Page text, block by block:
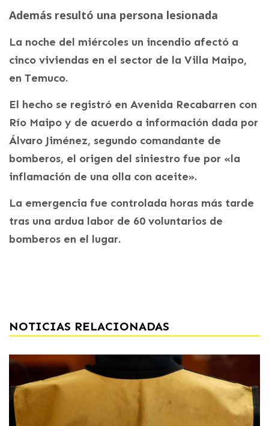
Además resultó una persona lesionada
La noche del miércoles un incendio afectó a
cinco viviendas en el sector de la Villa Maipo,
en Temuco.
El hecho se registró en Avenida Recabarren con
Río Maipo y de acuerdo a información dada por
Álvaro Jiménez, segundo comandante de
bomberos, el origen del siniestro fue por «la
inflamación de una olla con aceite».
La emergencia fue controlada horas más tarde
tras una ardua labor de 60 voluntarios de
bomberos en el lugar.
NOTICIAS RELACIONADAS